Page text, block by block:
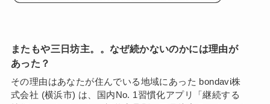
またもや三日坊主。。なぜ続かないのかには理由が
あった？
その理由はあなたが住んでいる地域にあった bondavi株
式会社 (横浜市) は、国内No. 1習慣化アプリ「継続する